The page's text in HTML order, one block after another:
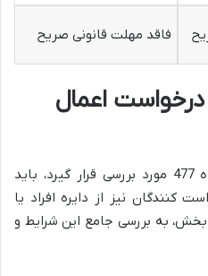
فاقد مهلت قانونی صریح
اعمال
برای اینکه درخواست اعمال ماده 477 مورد بررسی قرار گیرد، باید
کنندگان نیز از دایره افراد یا
به بررسی جامع این شرایط و